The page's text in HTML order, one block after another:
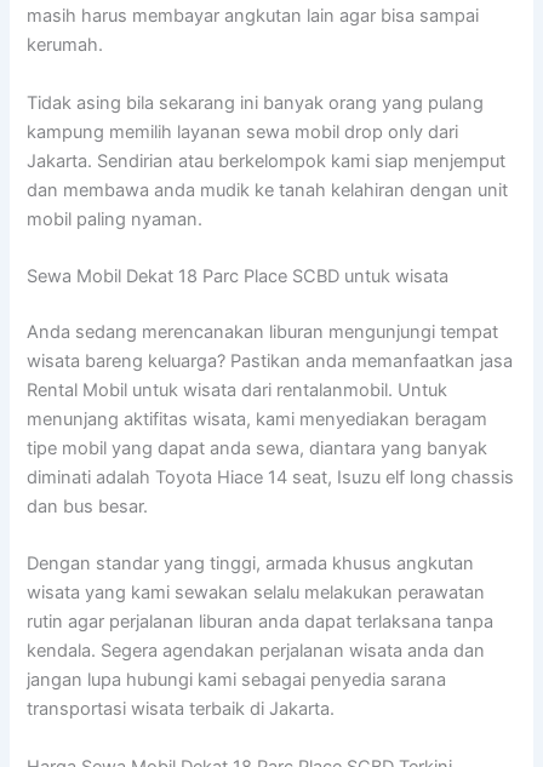
masih harus membayar angkutan lain agar bisa sampai
kerumah.
Tidak asing bila sekarang ini banyak orang yang pulang
kampung memilih layanan sewa mobil drop only dari
Jakarta. Sendirian atau berkelompok kami siap menjemput
dan membawa anda mudik ke tanah kelahiran dengan unit
mobil paling nyaman.
Sewa Mobil Dekat 18 Parc Place SCBD untuk wisata
Anda sedang merencanakan liburan mengunjungi tempat
wisata bareng keluarga? Pastikan anda memanfaatkan jasa
Rental Mobil untuk wisata dari rentalanmobil. Untuk
menunjang aktifitas wisata, kami menyediakan beragam
tipe mobil yang dapat anda sewa, diantara yang banyak
diminati adalah Toyota Hiace 14 seat, Isuzu elf long chassis
dan bus besar.
Dengan standar yang tinggi, armada khusus angkutan
wisata yang kami sewakan selalu melakukan perawatan
rutin agar perjalanan liburan anda dapat terlaksana tanpa
kendala. Segera agendakan perjalanan wisata anda dan
jangan lupa hubungi kami sebagai penyedia sarana
transportasi wisata terbaik di Jakarta.